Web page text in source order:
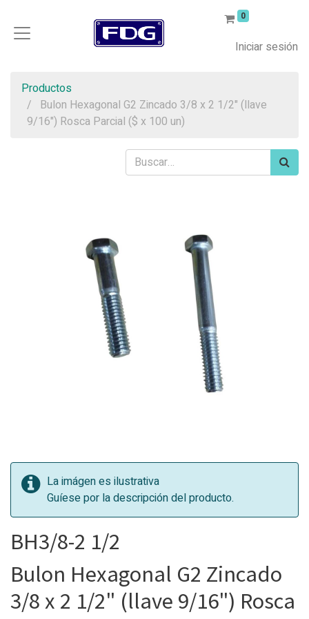
0
Iniciar sesión
Productos
Bulon Hexagonal G2 Zincado 3/8 x 2 1/2" (llave
9/16") Rosca Parcial ($ x 100 un)
La imágen es ilustrativa
Guíese por la descripción del producto.
BH3/8-2 1/2
Bulon Hexagonal G2 Zincado
3/8 x 2 1/2" (llave 9/16") Rosca